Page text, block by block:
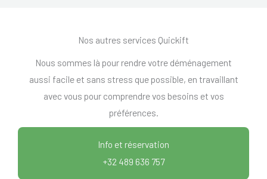
Nos autres services Quickift
Nous sommes là pour rendre votre déménagement
aussi facile et sans stress que possible, en travaillant
avec vous pour comprendre vos besoins et vos
préférences.
Info et réservation
+32 489 636 757